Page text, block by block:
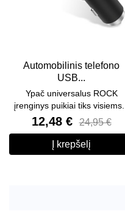
Automobilinis telefono
USB...
Ypač universalus ROCK
įrenginys puikiai tiks visiems...
12,48 € 24,95 €
Į krepšelį